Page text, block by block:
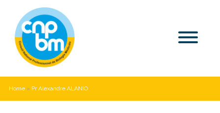
Home » Pr Alexandre ALANIO